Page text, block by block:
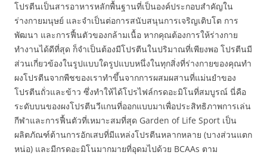
โปรตีนเป็นสารอาหารหลักพื้นฐานที่เป็นองค์ประกอบสำคัญใน
ร่างกายมนุษย์ และจำเป็นต่อการสนับสนุนการเจริญเติบโต การ
พัฒนา และการฟื้นตัวของกล้ามเนื้อ หากคุณต้องการให้ร่างกาย
ทำงานได้ดีที่สุด ก็จำเป็นต้องมีโปรตีนในปริมาณที่เพียงพอ โปรตีนมี
ส่วนเกี่ยวข้องในรูปแบบใดรูปแบบหนึ่งในทุกสิ่งที่ร่างกายของคุณทำ
ผงโปรตีนจากพืชของเราทำขึ้นจากการผสมผสานที่แม่นยำของ
โปรตีนถั่วและข้าว ซึ่งทำให้ได้โปรไฟล์กรดอะมิโนที่สมบูรณ์ นี่คือ
ระดับบนของผงโปรตีนวีแกนที่ออกแบบมาเพื่อประสิทธิภาพการเล่น
กีฬาและการฟื้นตัวที่เหมาะสมที่สุด Garden of Life Sport เป็น
ผลิตภัณฑ์ต้านการอักเสบที่มีแหล่งโปรตีนหลากหลาย (บางส่วนแตก
หน่อ) และมีกรดอะมิโนมากมายที่อุดมไปด้วย BCAAs ตาม